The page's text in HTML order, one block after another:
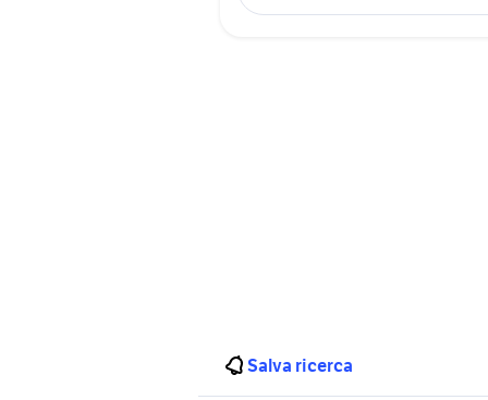
Salva ricerca